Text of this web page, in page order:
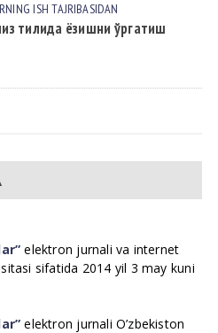
ISH TАJRIBАSIDАN
тилида ёзишни ўргатиш
elektron jurnali va internet
sifatida 2014 yil 3 may kuni
elektron jurnali O’zbekiston